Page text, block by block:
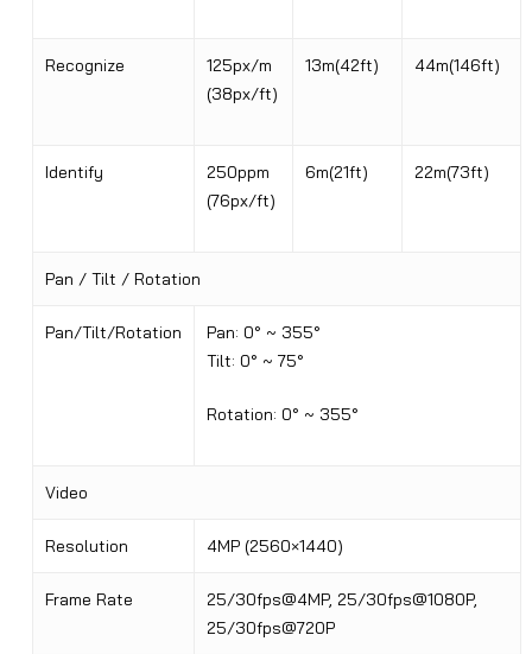
Recognize
125px/m
(38px/ft)
13m(42ft) 44m(146ft)
Identify
250ppm
(76px/ft)
6m(21ft) 22m(73ft)
Pan / Tilt / Rotation
Pan/Tilt/Rotation
Pan: 0° ~ 355°
Tilt: 0° ~ 75°
Rotation: 0° ~ 355°
Video
Resolution 4MP (2560×1440)
Frame Rate
25/30fps@4MP, 25/30fps@1080P,
25/30fps@720P